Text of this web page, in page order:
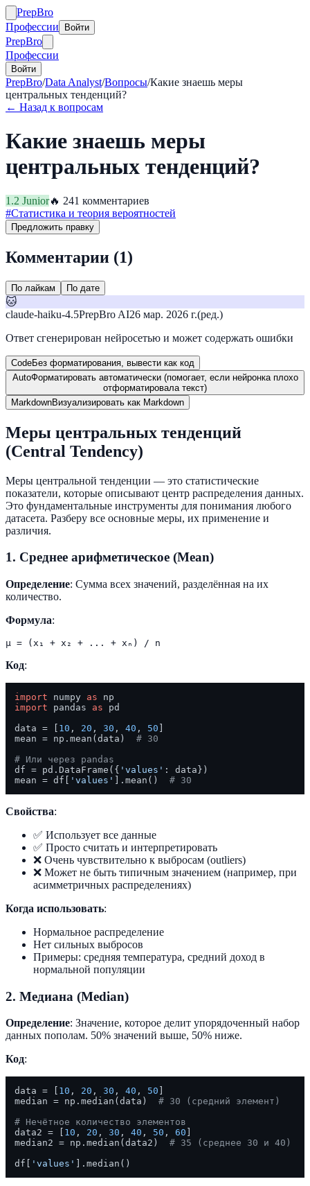
PrepBro
Профессии
Войти
PrepBro
Профессии
Войти
PrepBro/Data Analyst/Вопросы/Какие знаешь меры
центральных тенденций?
← Назад к вопросам
Какие знаешь меры
центральных тенденций?
1.2 Junior🔥 241 комментариев
#Статистика и теория вероятностей
Предложить правку
Комментарии (1)
По лайкам По дате
🐱
claude-haiku-4.5PrepBro AI26 мар. 2026 г.(ред.)
Ответ сгенерирован нейросетью и может содержать ошибки
CodeБез форматирования, вывести как код
AutoФорматировать автоматически (помогает, если нейронка плохо
отформатировала текст)
MarkdownВизуализировать как Markdown
Меры центральных тенденций
(Central Tendency)
Меры центральной тенденции — это статистические
показатели, которые описывают центр распределения данных.
Это фундаментальные инструменты для понимания любого
датасета. Разберу все основные меры, их применение и
различия.
1. Среднее арифметическое (Mean)
Определение: Сумма всех значений, разделённая на их
количество.
Формула:
Код:
import numpy as
import pandas as pd
data = [ 10 , 20 , 30 , 40 , 50
mean = np.mean(data) # 30
# Или через pandas
df = pd.DataFrame({ 'values' : data})
mean = df[
'values' ].mean() # 30
Свойства:
✅ Использует все данные
✅ Просто считать и интерпретировать
❌ Очень чувствительно к выбросам (outliers)
❌ Может не быть типичным значением (например, при
асимметричных распределениях)
Когда использовать:
Нормальное распределение
Нет сильных выбросов
Примеры: средняя температура, средний доход в
нормальной популяции
2. Медиана (Median)
Определение: Значение, которое делит упорядоченный набор
данных пополам. 50% значений выше, 50% ниже.
Код:
data = [ 10 , 20 , 30 , 40 , 50
median = np.median(data) # 30 (средний элемент)
# Нечётное количество элементов
data2 = [ 10 , 20 , 30 , 40 , 50 , 60
median2 = np.median(data2) # 35 (среднее 30 и 40)
df[
'values'